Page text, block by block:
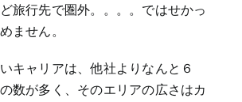
旅行先で圏外。。。。ではせかっ
ません。
キャリアは、他社よりなんと６
数が多く、そのエリアの広さはカ